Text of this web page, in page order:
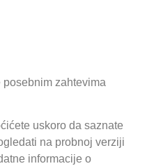
zahtevima
uskoro da saznate
na probnoj verziji
informacije o